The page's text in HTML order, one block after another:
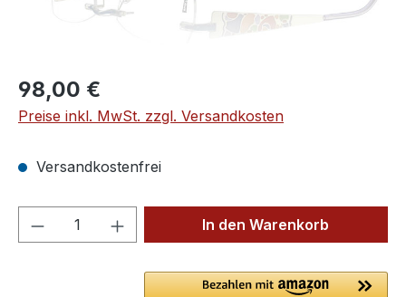
Regulärer Preis:
98,00 €
Preise inkl. MwSt. zzgl. Versandkosten
Versandkostenfrei
Produkt Anzahl: Gib denIn den Warenkorb